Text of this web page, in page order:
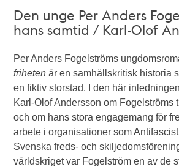
Den unge Per Anders
hans samtid / Karl-Olof
Per Anders Fogelströms
friheten är en samhällskritisk historia
en fiktiv storstad. I den här
Karl-Olof Andersson om Fogelströms
och om hans stora engagemang för
arbete i organisationer som
Svenska freds- och
världskriget var Fogelström en av de